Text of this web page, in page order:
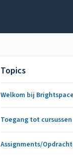
Topics
Welkom bij Brightspace
Toegang tot cursussen
Assignments/